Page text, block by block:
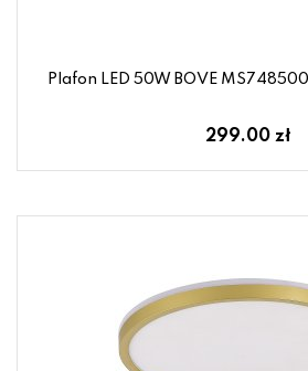
Plafon LED 50W BOVE
299.00 zł